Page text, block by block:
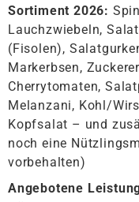
Sortiment 2026:
Lauchzwiebeln,
(Fisolen),
Markerbsen,
Cherrytomaten,
Melanzani, Kohl/
Kopfsalat – und
noch eine
vorbehalten)
Angebotene